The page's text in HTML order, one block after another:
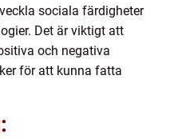
sociala färdigheter
Det är viktigt att
och negativa
för att kunna fatta